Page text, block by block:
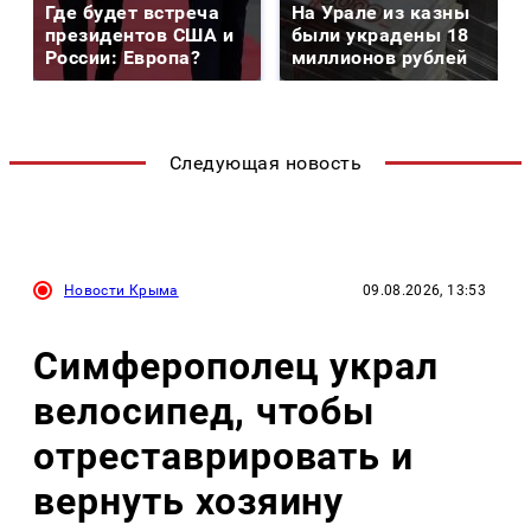
Где будет встреча
президентов США и
России: Европа?
На Урале из казны
были украдены 18
миллионов рублей
Следующая новость
Новости Крыма 09.08.2026, 13:53
Симферополец украл
велосипед, чтобы
отреставрировать и
вернуть хозяину